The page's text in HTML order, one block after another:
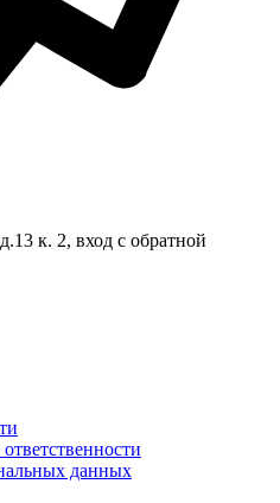
к. 2, вход с обратной
данных